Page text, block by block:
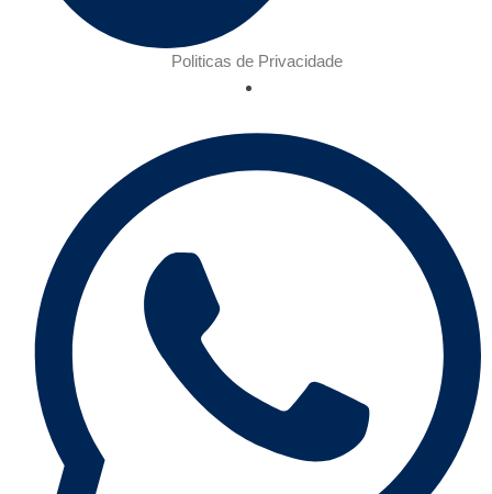
Politicas de Privacidade